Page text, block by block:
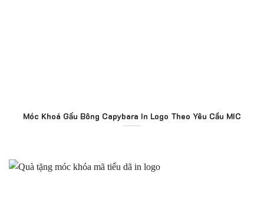
Móc Khoá Gấu Bông Capybara In Logo Theo Yêu Cầu MIC